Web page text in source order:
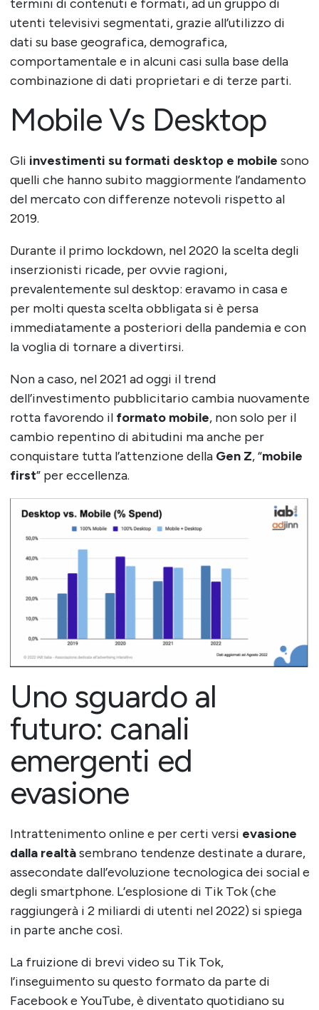
termini di contenuti e formati, ad un gruppo di
utenti televisivi segmentati, grazie all’utilizzo di
dati su base geografica, demografica,
comportamentale e in alcuni casi sulla base della
combinazione di dati proprietari e di terze parti.
Mobile Vs Desktop
Gli investimenti su formati desktop e mobile sono
quelli che hanno subito maggiormente l’andamento
del mercato con differenze notevoli rispetto al
2019.
Durante il primo lockdown, nel 2020 la scelta degli
inserzionisti ricade, per ovvie ragioni,
prevalentemente sul desktop: eravamo in casa e
per molti questa scelta obbligata si è persa
immediatamente a posteriori della pandemia e con
la voglia di tornare a divertirsi.
Non a caso, nel 2021 ad oggi il trend
dell’investimento pubblicitario cambia nuovamente
rotta favorendo il formato mobile, non solo per il
cambio repentino di abitudini ma anche per
conquistare tutta l’attenzione della Gen Z, “mobile
first” per eccellenza.
Uno sguardo al
futuro: canali
emergenti ed
evasione
Intrattenimento online e per certi versi evasione
dalla realtàsembrano tendenze destinate a durare,
assecondate dall’evoluzione tecnologica dei social e
degli smartphone. L’esplosione di Tik Tok (che
raggiungerà i 2 miliardi di utenti nel 2022) si spiega
in parte anche così.
La fruizione di brevi video su Tik Tok,
l’inseguimento su questo formato da parte di
Facebook e YouTube, è diventato quotidiano su